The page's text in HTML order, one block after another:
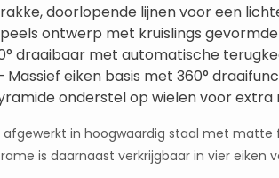
doorlopende lijnen voor een
ontwerp met kruislings
draaibaar met automatische
Massief eiken basis met 360°
onderstel op wielen voor extra
in hoogwaardig staal met matte
is daarnaast verkrijgbaar in vier eiken